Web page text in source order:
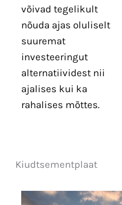
võivad tegelikult
nõuda ajas oluliselt
suuremat
investeeringut
alternatiividest nii
ajalises kui ka
rahalises mõttes.
Kiudtsementplaat